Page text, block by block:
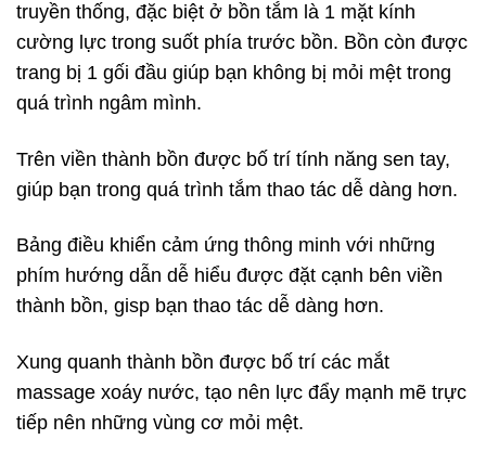
truyền thống, đặc biệt ở bồn tắm là 1 mặt kính
cường lực trong suốt phía trước bồn. Bồn còn được
trang bị 1 gối đầu giúp bạn không bị mỏi mệt trong
quá trình ngâm mình.
Trên viền thành bồn được bố trí tính năng sen tay,
giúp bạn trong quá trình tắm thao tác dễ dàng hơn.
Bảng điều khiển cảm ứng thông minh với những
phím hướng dẫn dễ hiểu được đặt cạnh bên viền
thành bồn, gisp bạn thao tác dễ dàng hơn.
Xung quanh thành bồn được bố trí các mắt
massage xoáy nước, tạo nên lực đẩy mạnh mẽ trực
tiếp nên những vùng cơ mỏi mệt.